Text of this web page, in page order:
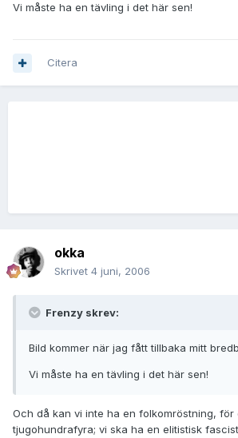
Vi måste ha en tävling i det här sen!
Citera
okka
Skrivet 4 juni, 2006
Frenzy skrev:
Bild kommer när jag fått tillbaka mitt
Vi måste ha en tävling i det här sen!
Och då kan vi inte ha en folkomröstning, för
tjugohundrafyra; vi ska ha en elitistisk